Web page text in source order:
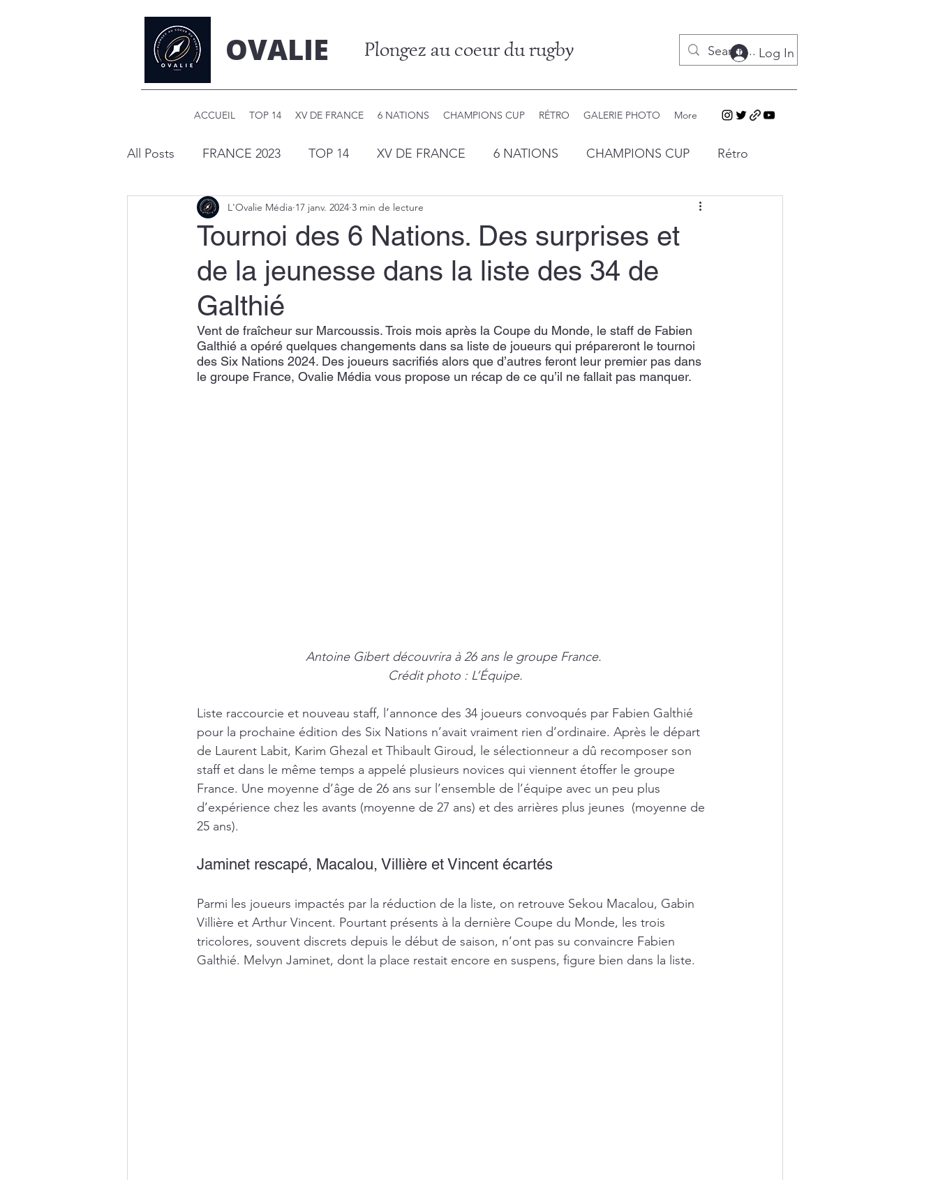
OVALIE Plongez au coeur du rugby Log In
ACCUEIL TOP 14 XV DE FRANCE 6 NATIONS CHAMPIONS CUP RÉTRO GALERIE PHOTO More
All Posts FRANCE 2023 TOP 14 XV DE FRANCE 6 NATIONS CHAMPIONS CUP Rétro
Tournoi des 6 Nations. Des surprises et
de la jeunesse dans la liste des 34 de
Galthié
L'Ovalie Média 17 janv. 2024 3 min de lecture
Vent de fraîcheur sur Marcoussis. Trois mois après la Coupe du Monde, le staff de Fabien
Galthié a opéré quelques changements dans sa liste de joueurs qui prépareront le tournoi
des Six Nations 2024. Des joueurs sacrifiés alors que d’autres feront leur premier pas dans
le groupe France, Ovalie Média vous propose un récap de ce qu’il ne fallait pas manquer.
Antoine Gibert découvrira à 26 ans le groupe France.
Crédit photo : L’Équipe.
Liste raccourcie et nouveau staff, l’annonce des 34 joueurs convoqués par Fabien Galthié
pour la prochaine édition des Six Nations n’avait vraiment rien d’ordinaire. Après le départ
de Laurent Labit, Karim Ghezal et Thibault Giroud, le sélectionneur a dû recomposer son
staff et dans le même temps a appelé plusieurs novices qui viennent étoffer le groupe
France. Une moyenne d’âge de 26 ans sur l’ensemble de l’équipe avec un peu plus
d’expérience chez les avants (moyenne de 27 ans) et des arrières plus jeunes  (moyenne de
25 ans).
Jaminet rescapé, Macalou, Villière et Vincent écartés
Parmi les joueurs impactés par la réduction de la liste, on retrouve Sekou Macalou, Gabin
Villière et Arthur Vincent. Pourtant présents à la dernière Coupe du Monde, les trois
tricolores, souvent discrets depuis le début de saison, n’ont pas su convaincre Fabien
Galthié. Melvyn Jaminet, dont la place restait encore en suspens, figure bien dans la liste.